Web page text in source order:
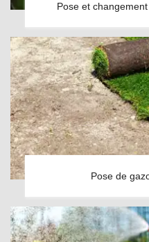
Pose et
Pose de